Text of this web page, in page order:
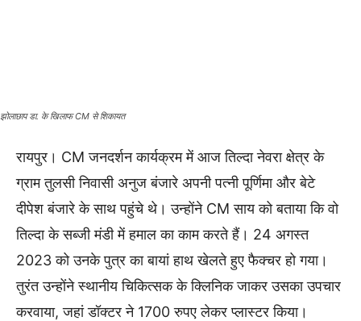
झोलाछाप डा. के खिलाफ CM से शिकायत
रायपुर। CM जनदर्शन कार्यक्रम में आज तिल्दा नेवरा क्षेत्र के
ग्राम तुलसी निवासी अनुज बंजारे अपनी पत्नी पूर्णिमा और बेटे
दीपेश बंजारे के साथ पहुंचे थे। उन्होंने CM साय को बताया कि वो
तिल्दा के सब्जी मंडी में हमाल का काम करते हैं। 24 अगस्त
2023 को उनके पुत्र का बायां हाथ खेलते हुए फैक्चर हो गया।
तुरंत उन्होंने स्थानीय चिकित्सक के क्लिनिक जाकर उसका उपचार
करवाया, जहां डॉक्टर ने 1700 रुपए लेकर प्लास्टर किया।